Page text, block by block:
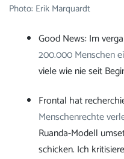
Photo: Erik Marquardt
Good News: Im
200.000 Menschen
viele wie nie seit
Frontal hat
Menschenrechte
Ruanda-Modell
schicken. Ich